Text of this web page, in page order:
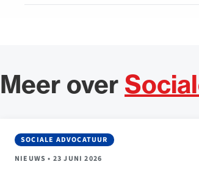
Meer over
SOCIALE ADVOCATUUR
NIEUWS• 23 JUNI 2026